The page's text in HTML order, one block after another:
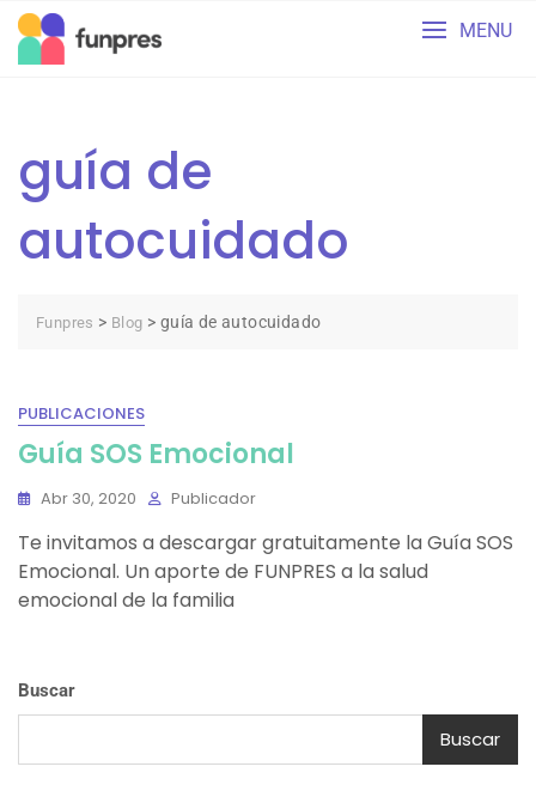
Skip
content
MENU
guía de
autocuidado
Funpres > Blog > guía de autocuidado
PUBLICACIONES
Guía SOS Emocional
Abr 30, 2020 Publicador
Te invitamos a descargar gratuitamente la Guía SOS
Emocional. Un aporte de FUNPRES a la salud
emocional de la familia
Buscar
Buscar